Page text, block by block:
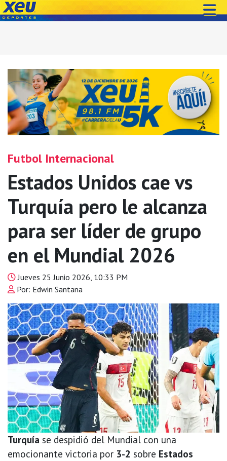
Futbol Internacional
Estados Unidos cae vs
Turquía pero le alcanza
para ser líder de grupo
en el Mundial 2026
Jueves 25 Junio 2026, 10:33 PM
Por: Edwin Santana
Turquía se despidió del Mundial con una
emocionante victoria por 3-2 sobre Estados